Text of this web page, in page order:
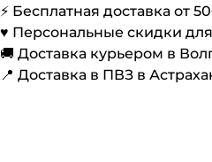
⚡️ Бесплатная доставка от
♥️ Персональные скидки
🚚 Доставка курьером в
📍 Доставка в ПВЗ в